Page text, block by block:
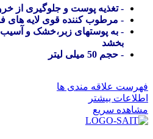
- تغذیه پوست و جلوگیری از
- مرطوب کننده قوی لایه های
- به پوستهای زبر،خشک و
بخشد
- حجم 50 میلی لیتر
فهرست علاقه مندی ها
اطلاعات بیشتر
مشاهده سریع